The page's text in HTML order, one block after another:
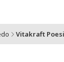
Vitakraft